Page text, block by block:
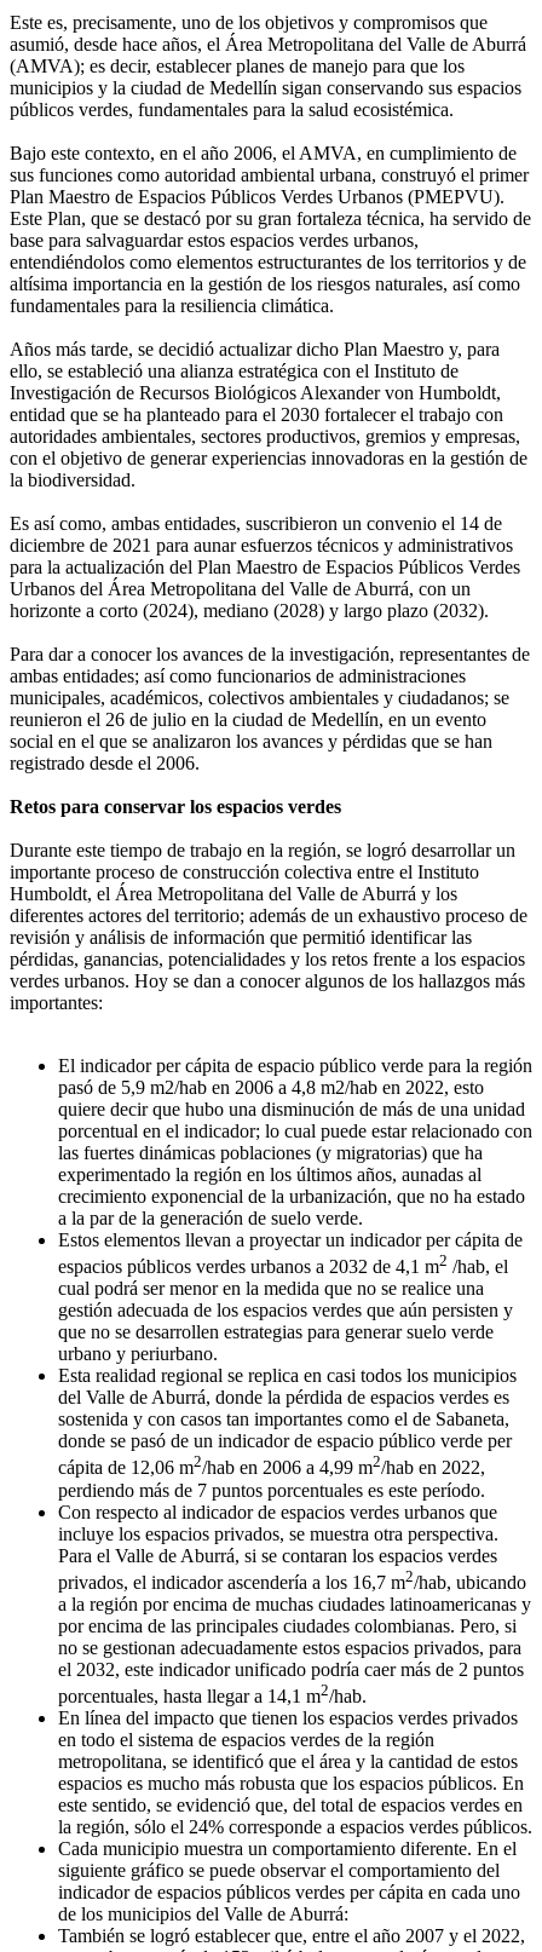
Este es, precisamente, uno de los objetivos y compromisos que
asumió, desde hace años, el Área Metropolitana del Valle de Aburrá
(AMVA); es decir, establecer planes de manejo para que los
municipios y la ciudad de Medellín sigan conservando sus espacios
públicos verdes, fundamentales para la salud ecosistémica.
Bajo este contexto, en el año 2006, el AMVA, en cumplimiento de
sus funciones como autoridad ambiental urbana, construyó el primer
Plan Maestro de Espacios Públicos Verdes Urbanos (PMEPVU).
Este Plan, que se destacó por su gran fortaleza técnica, ha servido de
base para salvaguardar estos espacios verdes urbanos,
entendiéndolos como elementos estructurantes de los territorios y de
altísima importancia en la gestión de los riesgos naturales, así como
fundamentales para la resiliencia climática.
Años más tarde, se decidió actualizar dicho Plan Maestro y, para
ello, se estableció una alianza estratégica con el Instituto de
Investigación de Recursos Biológicos Alexander von Humboldt,
entidad que se ha planteado para el 2030 fortalecer el trabajo con
autoridades ambientales, sectores productivos, gremios y empresas,
con el objetivo de generar experiencias innovadoras en la gestión de
la biodiversidad.
Es así como, ambas entidades, suscribieron un convenio el 14 de
diciembre de 2021 para aunar esfuerzos técnicos y administrativos
para la actualización del Plan Maestro de Espacios Públicos Verdes
Urbanos del Área Metropolitana del Valle de Aburrá, con un
horizonte a corto (2024), mediano (2028) y largo plazo (2032).
Para dar a conocer los avances de la investigación, representantes de
ambas entidades; así como funcionarios de administraciones
municipales, académicos, colectivos ambientales y ciudadanos; se
reunieron el 26 de julio en la ciudad de Medellín, en un evento
social en el que se analizaron los avances y pérdidas que se han
registrado desde el 2006.
Retos para conservar los espacios verdes
Durante este tiempo de trabajo en la región, se logró desarrollar un
importante proceso de construcción colectiva entre el Instituto
Humboldt, el Área Metropolitana del Valle de Aburrá y los
diferentes actores del territorio; además de un exhaustivo proceso de
revisión y análisis de información que permitió identificar las
pérdidas, ganancias, potencialidades y los retos frente a los espacios
verdes urbanos. Hoy se dan a conocer algunos de los hallazgos más
importantes:
El indicador per cápita de espacio público verde para la región
pasó de 5,9 m2/hab en 2006 a 4,8 m2/hab en 2022, esto
quiere decir que hubo una disminución de más de una unidad
porcentual en el indicador; lo cual puede estar relacionado con
las fuertes dinámicas poblaciones (y migratorias) que ha
experimentado la región en los últimos años, aunadas al
crecimiento exponencial de la urbanización, que no ha estado
a la par de la generación de suelo verde.
Estos elementos llevan a proyectar un indicador per cápita de
espacios públicos verdes urbanos a 2032 de 4,1 m2 /hab, el
cual podrá ser menor en la medida que no se realice una
gestión adecuada de los espacios verdes que aún persisten y
que no se desarrollen estrategias para generar suelo verde
urbano y periurbano.
Esta realidad regional se replica en casi todos los municipios
del Valle de Aburrá, donde la pérdida de espacios verdes es
sostenida y con casos tan importantes como el de Sabaneta,
donde se pasó de un indicador de espacio público verde per
cápita de 12,06 m2/hab en 2006 a 4,99 m2/hab en 2022,
perdiendo más de 7 puntos porcentuales es este período.
Con respecto al indicador de espacios verdes urbanos que
incluye los espacios privados, se muestra otra perspectiva.
Para el Valle de Aburrá, si se contaran los espacios verdes
privados, el indicador ascendería a los 16,7 m2/hab, ubicando
a la región por encima de muchas ciudades latinoamericanas y
por encima de las principales ciudades colombianas. Pero, si
no se gestionan adecuadamente estos espacios privados, para
el 2032, este indicador unificado podría caer más de 2 puntos
porcentuales, hasta llegar a 14,1 m2/hab.
En línea del impacto que tienen los espacios verdes privados
en todo el sistema de espacios verdes de la región
metropolitana, se identificó que el área y la cantidad de estos
espacios es mucho más robusta que los espacios públicos. En
este sentido, se evidenció que, del total de espacios verdes en
la región, sólo el 24% corresponde a espacios verdes públicos.
Cada municipio muestra un comportamiento diferente. En el
siguiente gráfico se puede observar el comportamiento del
indicador de espacios públicos verdes per cápita en cada uno
de los municipios del Valle de Aburrá:
También se logró establecer que, entre el año 2007 y el 2022,